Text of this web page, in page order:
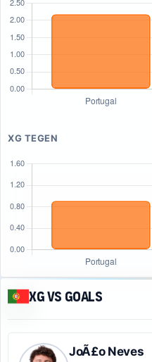
XG TEGEN
xG vs Goals
JoÃ£o Neves